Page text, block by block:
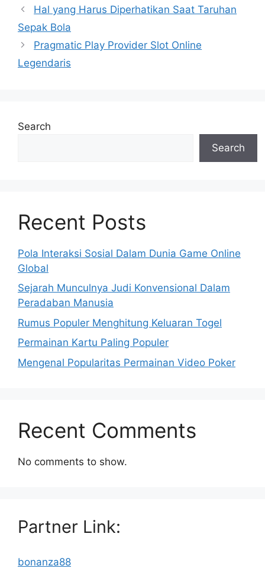
Post
navigation
Hal yang Harus Diperhatikan Saat Taruhan
Sepak Bola
Pragmatic Play Provider Slot Online
Legendaris
Search
Search
Recent Posts
Pola Interaksi Sosial Dalam Dunia Game Online
Global
Sejarah Munculnya Judi Konvensional Dalam
Peradaban Manusia
Rumus Populer Menghitung Keluaran Togel
Permainan Kartu Paling Populer
Mengenal Popularitas Permainan Video Poker
Recent Comments
No comments to show.
Partner Link:
bonanza88